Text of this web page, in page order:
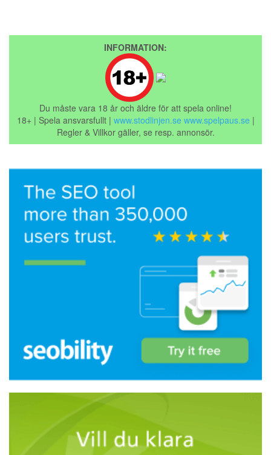
INFORMATION:
Du måste vara 18 år och äldre för att spela online!
18+ | Spela ansvarsfullt | www.stodlinjen.se www.spelpaus.se |
Regler & Villkor gäller, se resp. annonsör.